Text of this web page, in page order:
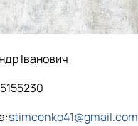
Іванович
stimcenko41@gmail.com